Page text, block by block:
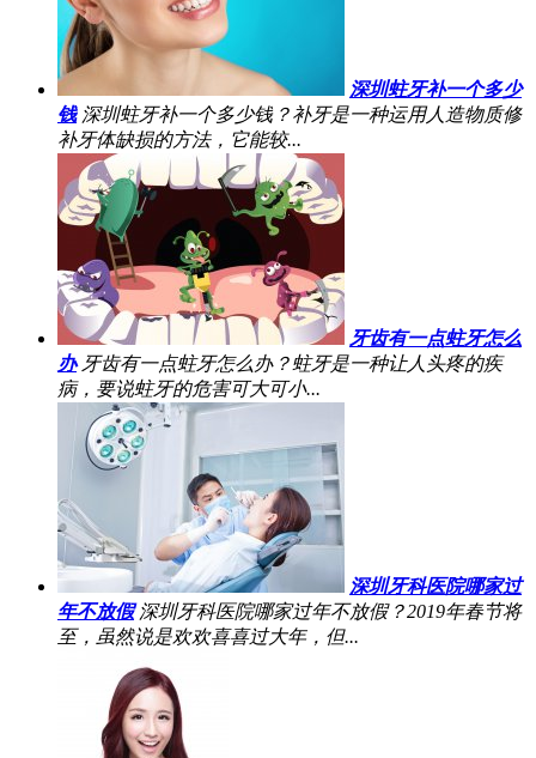
深圳蛀牙补一个多少
钱 深圳蛀牙补一个多少钱？补牙是一种运用人造物质修
补牙体缺损的方法，它能较...
牙齿有一点蛀牙怎么
办 牙齿有一点蛀牙怎么办？蛀牙是一种让人头疼的疾
病，要说蛀牙的危害可大可小...
深圳牙科医院哪家过
年不放假 深圳牙科医院哪家过年不放假？2019年春节将
至，虽然说是欢欢喜喜过大年，但...